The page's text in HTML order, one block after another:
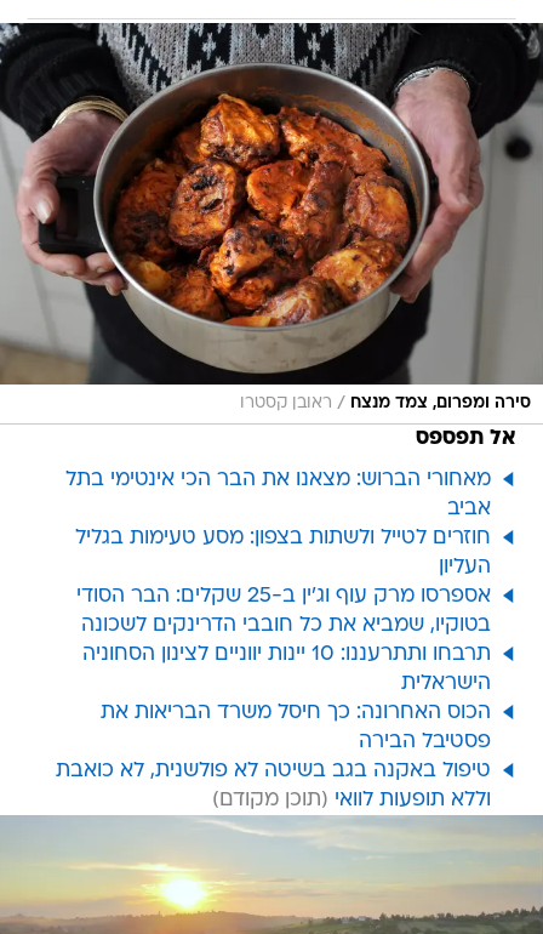
סירה ומפרום, צמד מנצח / ראובן קסטרו
אל תפספס
מאחורי הברוש: מצאנו את הבר הכי אינטימי בתל
אביב
חוזרים לטייל ולשתות בצפון: מסע טעימות בגליל
העליון
אספרסו מרק עוף וג'ין ב-25 שקלים: הבר הסודי
בטוקיו, שמביא את כל חובבי הדרינקים לשכונה
תרבחו ותתרעננו: 10 יינות יווניים לצינון הסחוניה
הישראלית
הכוס האחרונה: כך חיסל משרד הבריאות את
פסטיבל הבירה
טיפול באקנה בגב בשיטה לא פולשנית, לא כואבת
וללא תופעות לוואי